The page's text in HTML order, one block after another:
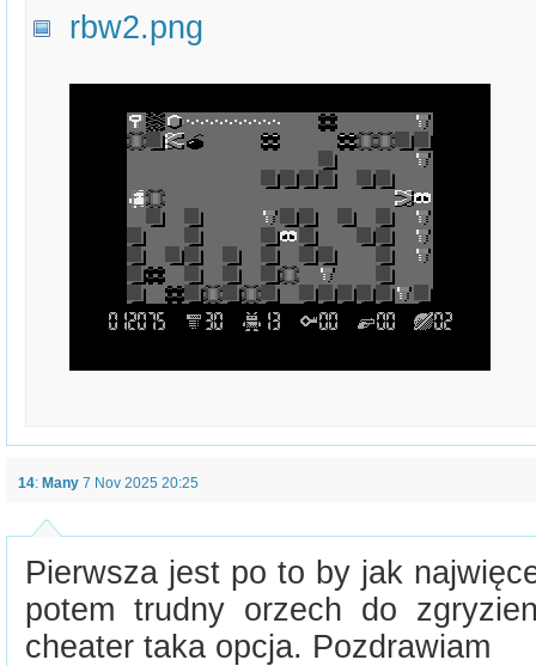
rbw2.png
14: Many 7 Nov 2025 20:25
Pierwsza jest po to by jak
potem trudny orzech do
cheater taka opcja. Pozdrawiam